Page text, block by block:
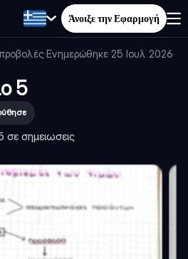
Άνοιξε την Εφαρμογή
·Ενημερώθηκε 25 Ιουλ 2026·
5
σημειωσεις